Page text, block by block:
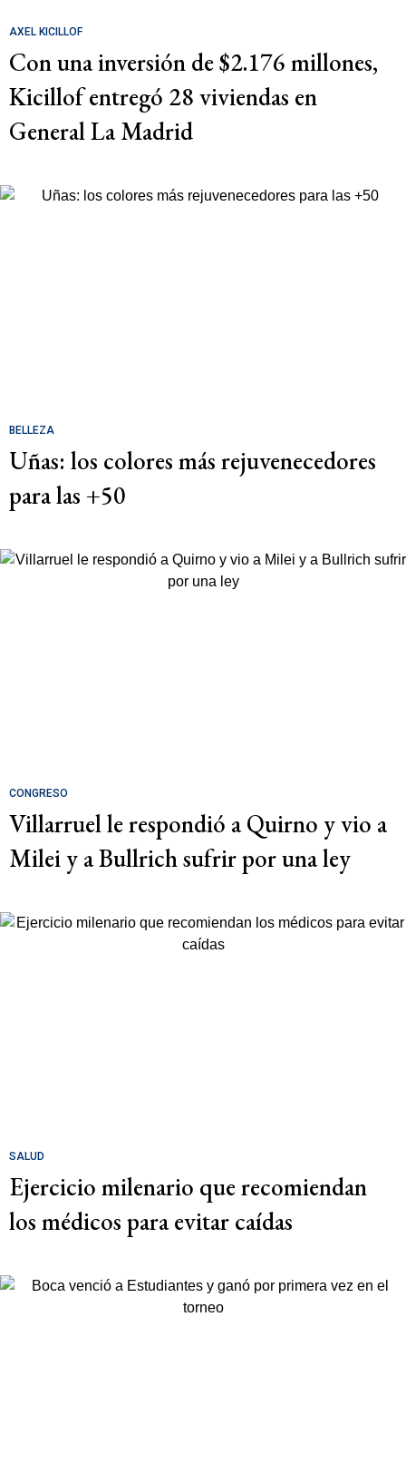
AXEL KICILLOF
Con una inversión de $2.176 millones,
Kicillof entregó 28 viviendas en
General La Madrid
BELLEZA
Uñas: los colores más rejuvenecedores
para las +50
CONGRESO
Villarruel le respondió a Quirno y vio a
Milei y a Bullrich sufrir por una ley
SALUD
Ejercicio milenario que recomiendan
los médicos para evitar caídas